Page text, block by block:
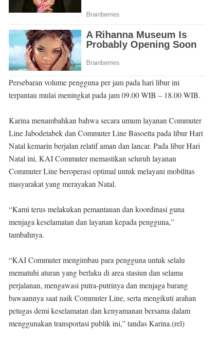
Persebaran volume pengguna per jam pada hari libur ini
terpantau mulai meningkat pada jam 09.00 WIB – 18.00 WIB.
Karina menambahkan bahwa secara umum layanan Commuter
Line Jabodetabek dan Commuter Line Basoetta pada libur Hari
Natal kemarin berjalan relatif aman dan lancar. Pada libur Hari
Natal ini, KAI Commuter memastikan seluruh layanan
Commuter Line beroperasi optimal untuk melayani mobilitas
masyarakat yang merayakan Natal.
“Kami terus melakukan pemantauan dan koordinasi guna
menjaga keselamatan dan layanan kepada pengguna,”
tambahnya.
“KAI Commuter mengimbau para pengguna untuk selalu
mematuhi aturan yang berlaku di area stasiun dan selama
perjalanan, mengawasi putra-putrinya dan menjaga barang
bawaannya saat naik Commuter Line, serta mengikuti arahan
petugas demi keselamatan dan kenyamanan bersama dalam
menggunakan transportasi publik ini,” tandas Karina.(rel)